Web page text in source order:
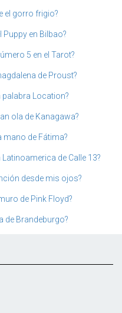
el gorro frigio?
Puppy en Bilbao?
5 en el Tarot?
de Proust?
palabra Location?
ola de Kanagawa?
mano de Fátima?
de Calle 13?
desde mis ojos?
de Pink Floyd?
de Brandeburgo?